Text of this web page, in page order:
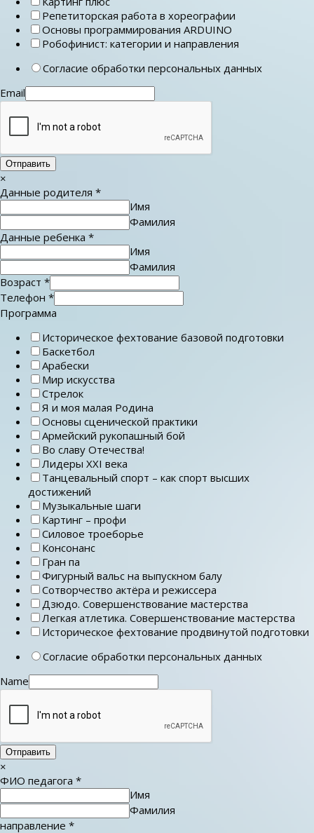
Репетиторская работа в хореографии
Основы программирования ARDUINO
Робофинист: категории и направления
Согласие обработки персональных данных
Email
Отправить
×
Данные родителя *
Имя
Фамилия
Данные ребенка *
Имя
Фамилия
Возраст *
Телефон *
Программа
Историческое фехтование базовой подготовки
Баскетбол
Арабески
Мир искусства
Стрелок
Я и моя малая Родина
Основы сценической практики
Армейский рукопашный бой
Во славу Отечества!
Лидеры ХХI века
Танцевальный спорт – как спорт высших
достижений
Музыкальные шаги
Картинг – профи
Силовое троеборье
Консонанс
Гран па
Фигурный вальс на выпускном балу
Сотворчество актёра и режиссера
Дзюдо. Совершенствование мастерства
Легкая атлетика. Совершенствование мастерства
Историческое фехтование продвинутой подготовки
Согласие обработки персональных данных
Name
Отправить
×
ФИО педагога *
Имя
Фамилия
направление *